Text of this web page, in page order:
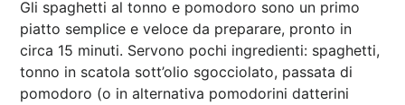
Gli spaghetti al tonno e pomodoro sono un primo
piatto semplice e veloce da preparare, pronto in
circa 15 minuti. Servono pochi ingredienti: spaghetti,
tonno in scatola sott’olio sgocciolato, passata di
pomodoro (o in alternativa pomodorini datterini